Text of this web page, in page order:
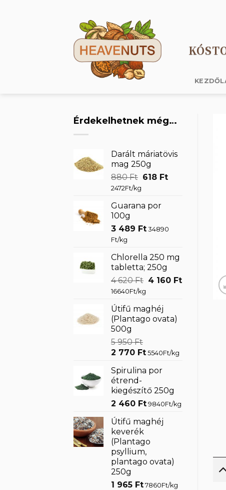
Érdekelhetnek még…
Darált máriatövis
mag 250g
880Ft Original
880 Ft.
618 FtCurrent
2472Ft/kg
Guarana por
100g
3 489 Ft 34890
Ft/kg
Chlorella 250 mg
tabletta; 250g
4 620Ft Original
4
620 Ft.
4 160 FtCurrent
16640Ft/kg
Útifű maghéj
(Plantago ovata)
500g
5 950Ft
Original
was:
5
950 Ft.
2 770 FtCurrent
is:
770 Ft.
5540Ft/kg
Spirulina por
étrend-
kiegészítő 250g
2 460 Ft 9840Ft/kg
Útifű maghéj
keverék
(Plantago
psyllium,
plantago ovata)
250g
1 965 Ft 7860Ft/kg